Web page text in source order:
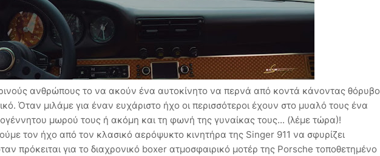
ανθρώπους το να ακούν ένα αυτοκίνητο να περνά από κοντά κάνοντας θόρυβο
Όταν μιλάμε για έναν ευχάριστο ήχο οι περισσότεροι έχουν στο μυαλό τους ένα
μωρού τους ή ακόμη και τη φωνή της γυναίκας τους... (λέμε τώρα)!
τον ήχο από τον κλασικό αερόψυκτο κινητήρα της Singer 911 να σφυρίζει
πρόκειται για το διαχρονικό boxer ατμοσφαιρικό μοτέρ της Porsche τοποθετημένο